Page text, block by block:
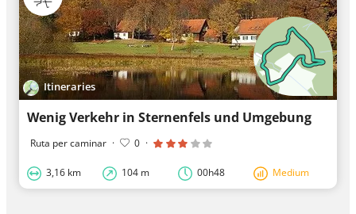
Itineraries
Wenig Verkehr in Sternenfels und Umgebung
Ruta per caminar · 0 ·
3,16 km 104 m 00h48 Medium